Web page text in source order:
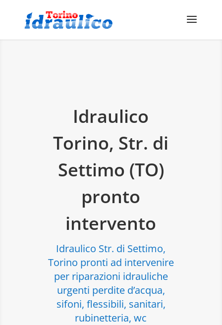
Idraulico
Torino, Str. di
Settimo (TO)
pronto
intervento
Idraulico Str. di Settimo,
Torino pronti ad intervenire
per riparazioni idrauliche
urgenti perdite d’acqua,
sifoni, flessibili, sanitari,
rubinetteria, wc